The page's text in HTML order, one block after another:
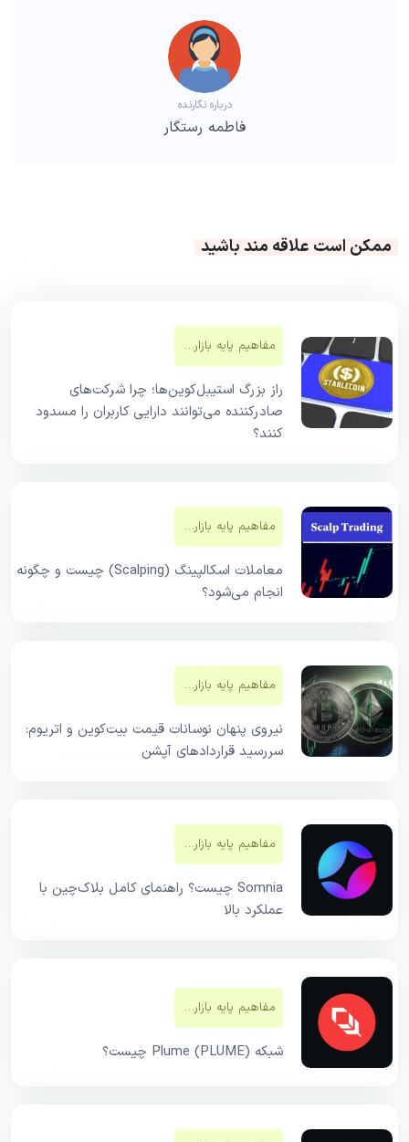
درباره نگارنده
فاطمه رستگار
ممکن است علاقه مند باشید
مفاهیم پایه بازار‌های مالی
راز بزرگ استیبل‌کوین‌ها؛ چرا شرکت‌های
صادرکننده می‌توانند دارایی کاربران را مسدود
کنند؟
مفاهیم پایه بازار‌های مالی
معاملات اسکالپینگ (Scalping) چیست و چگونه
انجام می‌شود؟
مفاهیم پایه بازار‌های مالی
نیروی پنهان نوسانات قیمت بیت‌کوین و اتریوم:
سررسید قراردادهای آپشن
مفاهیم پایه بازار‌های مالی
Somnia چیست؟ راهنمای کامل بلاک‌چین با
عملکرد بالا
مفاهیم پایه بازار‌های مالی
شبکه Plume (PLUME) چیست؟